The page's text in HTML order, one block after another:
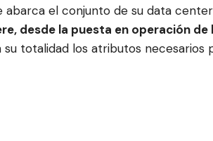
el conjunto de su data
desde la puesta en operación
totalidad los atributos necesarios